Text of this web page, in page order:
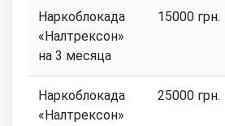
Наркоблокада
«Налтрексон»
на 3 месяца
15000 грн.
Наркоблокада
«Налтрексон»
25000 грн.